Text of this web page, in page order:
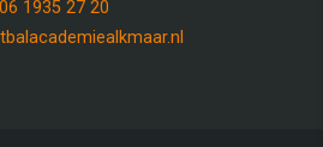
06 1935 27 20